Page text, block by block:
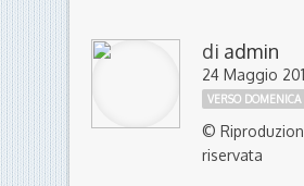
di admin
24 Maggio
VERSO DOMENICA
©
riservata